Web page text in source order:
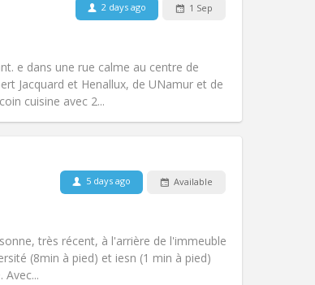
2 days ago 1 Sep
e dans une rue calme au centre de
Jacquard et Henallux, de UNamur et de
cuisine avec 2...
Other
Atmosphere:Studious
5 days ago Available
très récent, à l'arrière de l'immeuble
(8min à pied) et iesn (1 min à pied)
Avec...
Other
Atmosphere:Calm, community,
Non-smoking